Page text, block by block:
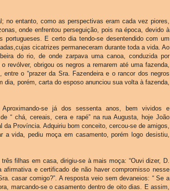
no entanto, como as perspectivas eram cada vez piores,
onde enfrentou perseguição, pois na época, devido à
portugueses. E certo dia tendo-se desentendido com um
cicatrizes permaneceram durante toda a vida. Ao
do rio, de onde zarpava uma canoa, conduzida por
revólver, obrigou os negros a remarem até uma fazenda,
o “prazer da Sra. Fazendeira e o rancor dos negros
dia, porém, carta do esposo anunciou sua volta à fazenda,
se já dos sessenta anos, bem vividos e
“ chá, cereais, cera e rapé” na rua Augusta, hoje João
Província. Adquiriu bom conceito, cercou-se de amigos,
vida, pediu moça em casamento, porém logo desistiu,
filhas em casa, dirigiu-se à mais moça: “Ouvi dizer, D.
afirmativa e certificado de não haver compromisso nesse
casar comigo?”. A resposta veio sem devaneios: “ Se a
marcando-se o casamento dentro de oito dias. E assim,